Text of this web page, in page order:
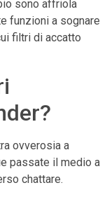
sono affriola
funzioni a sognare
filtri di accatto
ovverosia a
passate il medio a
chattare.